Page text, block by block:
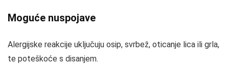
Moguće nuspojave
Alergijske reakcije uključuju osip, svrbež, oticanje lica ili grla,
te poteškoće s disanjem.